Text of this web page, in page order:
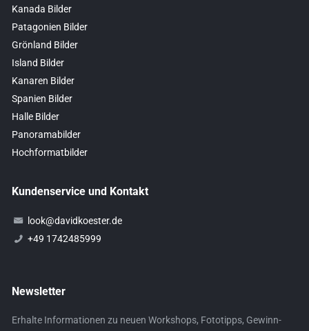
Kanada Bilder
Patagonien Bilder
Grönland Bilder
Island Bilder
Kanaren Bilder
Spanien Bilder
Halle Bilder
Panoramabilder
Hochformatbilder
Kundenservice und Kontakt
look@davidkoester.de
+49 1742485999
Newsletter
Erhalte Informationen zu neuen Workshops, Fototipps, Gewinn-